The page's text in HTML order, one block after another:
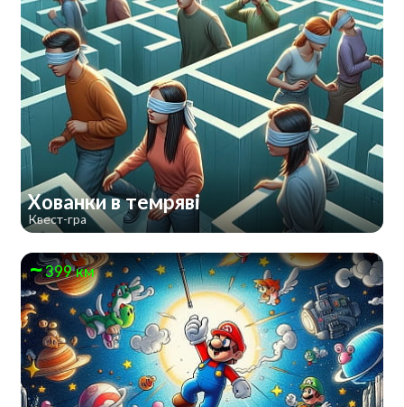
Хованки в темряві
Квест-гра
399 км